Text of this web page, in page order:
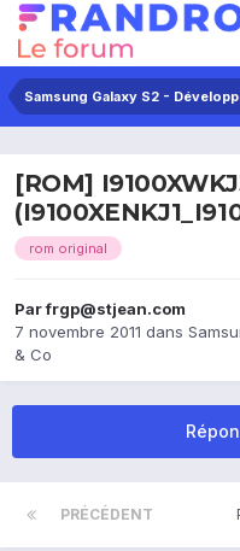
Samsung Galaxy S2 -
[ROM]
rom original
Parfrgp@stjean.com
7 novembre 2011 dans
& Co
PRÉCÉDENT